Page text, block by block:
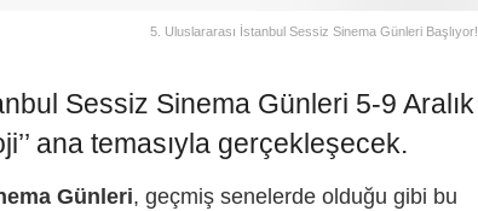
5. Uluslararası İstanbul Sessiz Sinema Günleri Başlıyor!
Sessiz Sinema Günleri 5-9 Aralık
ana temasıyla gerçekleşecek.
Günleri, geçmiş senelerde olduğu gibi bu